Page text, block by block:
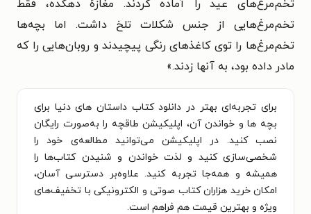
تخم‌مرغ‌های عید را آماده کردند. مغازهٔ دهکده، فقط
تخم‌مرغ‌هایی از جنس شکلات تلخ داشت. اما بچه‌ها
تخم‌مرغ‌ها را توی کاغذهای رنگی پیچیدند و روبان‌هایی را که
مادر داده بود، به آنها زدند.»
برای تجربه‌ای بهتر در دانلود کتاب داستان های دنیا برای
بچه ها و خواندن آن، اپلیکیشن طاقچه را به‌صورت رایگان
نصب کنید. در اپلیکیشن می‌توانید مطالعه‌ی خود را
شخصی‌سازی کنید و لذت خواندن و شنیدن کتاب‌ها را
همیشه و همه‌جا تجربه کنید. علاوه‌بر دسترسی آسان،
امکان خرید هزاران کتاب صوتی و الکترونیکی با تخفیف‌های
ویژه و بهترین قیمت هم فراهم است.